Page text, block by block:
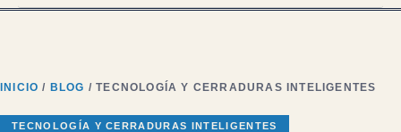
INICIO / BLOG / TECNOLOGÍA Y CERRADURAS INTELIGENTES
TECNOLOGÍA Y CERRADURAS INTELIGENTES